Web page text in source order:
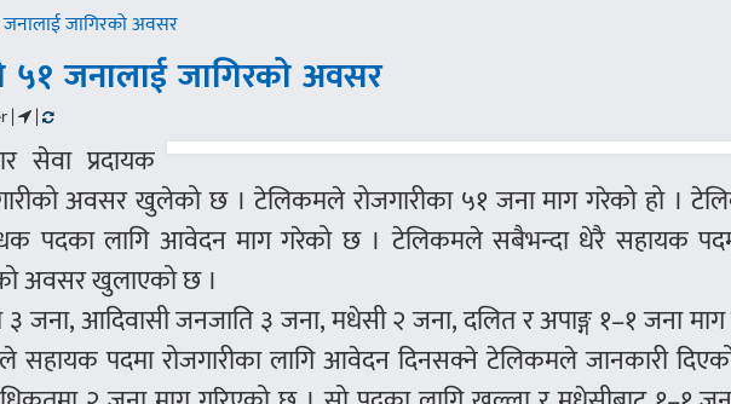
जागिरको अवसर
जनालाई जागिरको अवसर
| |
सेवा प्रदायक
अवसर खुलेको छ । टेलिकमले रोजगारीका ५१ जना माग गरेको हो ।
पदका लागि आवेदन माग गरेको छ । टेलिकमले सबैभन्दा धेरै सहायक
अवसर खुलाएको छ ।
जना, आदिवासी जनजाति ३ जना, मधेसी २ जना, दलित र अपाङ्ग १–१ जना
सहायक पदमा रोजगारीका लागि आवेदन दिनसक्ने टेलिकमले जानकारी